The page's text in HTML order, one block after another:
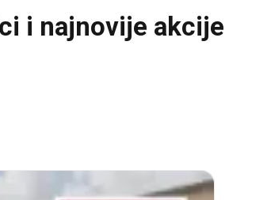
i najnovije akcije